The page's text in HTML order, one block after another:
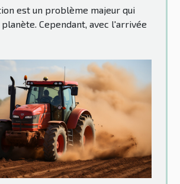
est un problème majeur qui
Cependant, avec l'arrivée